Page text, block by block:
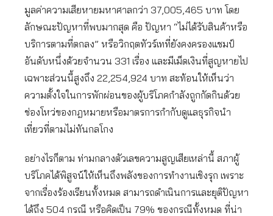
มูลค่าความเสียหายมหาศาลกว่า 37,005,465 บาท โดย
ลักษณะปัญหาที่พบมากสุด คือ ปัญหา “ไม่ได้รับสินค้าหรือ
บริการตามที่ตกลง” หรือวิกฤตทัวร์เทที่ยังคงครองแชมป์
อันดับหนึ่งด้วยจำนวน 331 เรื่อง และมีเม็ดเงินที่สูญหายไป
เฉพาะส่วนนี้สูงถึง 22,254,924 บาท สะท้อนให้เห็นว่า
ความตั้งใจในการพักผ่อนของผู้บริโภคกำลังถูกกัดกินด้วย
ช่องโหว่ของกฎหมายหรือมาตรการกำกับดูแลธุรกิจนำ
เที่ยวที่ตามไม่ทันกลโกง
อย่างไรก็ตาม ท่ามกลางตัวเลขความสูญเสียเหล่านี้ สภาผู้
บริโภคได้พิสูจน์ให้เห็นถึงพลังของการทำงานเชิงรุก เพราะ
จากเรื่องร้องเรียนทั้งหมด สามารถดำเนินการและยุติปัญหา
ได้ถึง 504 กรณี หรือคิดเป็น 79% ของกรณีทั้งหมด ที่น่า